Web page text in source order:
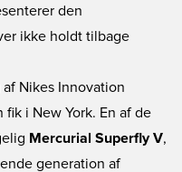
den
ikke holdt tilbage
Nikes Innovation
i New York. En af de
Mercurial Superfly V,
generation af